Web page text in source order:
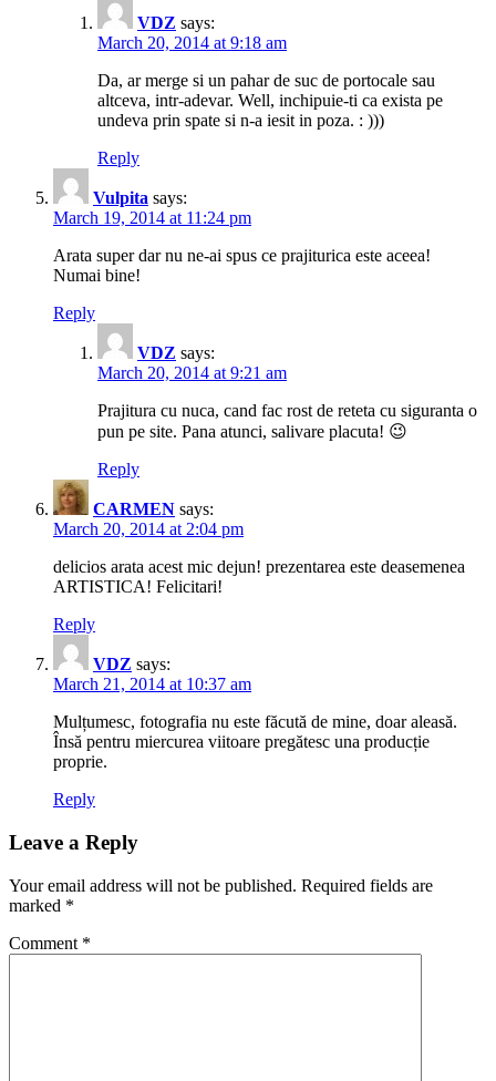
VDZ says:
March 20, 2014 at 9:18 am
Da, ar merge si un pahar de suc de portocale sau
altceva, intr-adevar. Well, inchipuie-ti ca exista pe
undeva prin spate si n-a iesit in poza. : )))
Reply
Vulpita says:
March 19, 2014 at 11:24 pm
Arata super dar nu ne-ai spus ce prajiturica este aceea!
Numai bine!
Reply
VDZ says:
March 20, 2014 at 9:21 am
Prajitura cu nuca, cand fac rost de reteta cu siguranta o
pun pe site. Pana atunci, salivare placuta! 😉
Reply
CARMEN says:
March 20, 2014 at 2:04 pm
delicios arata acest mic dejun! prezentarea este deasemenea
ARTISTICA! Felicitari!
Reply
VDZ says:
March 21, 2014 at 10:37 am
Mulțumesc, fotografia nu este făcută de mine, doar aleasă.
Însă pentru miercurea viitoare pregătesc una producție
proprie.
Reply
Leave a Reply
Your email address will not be published. Required fields are
marked *
Comment *